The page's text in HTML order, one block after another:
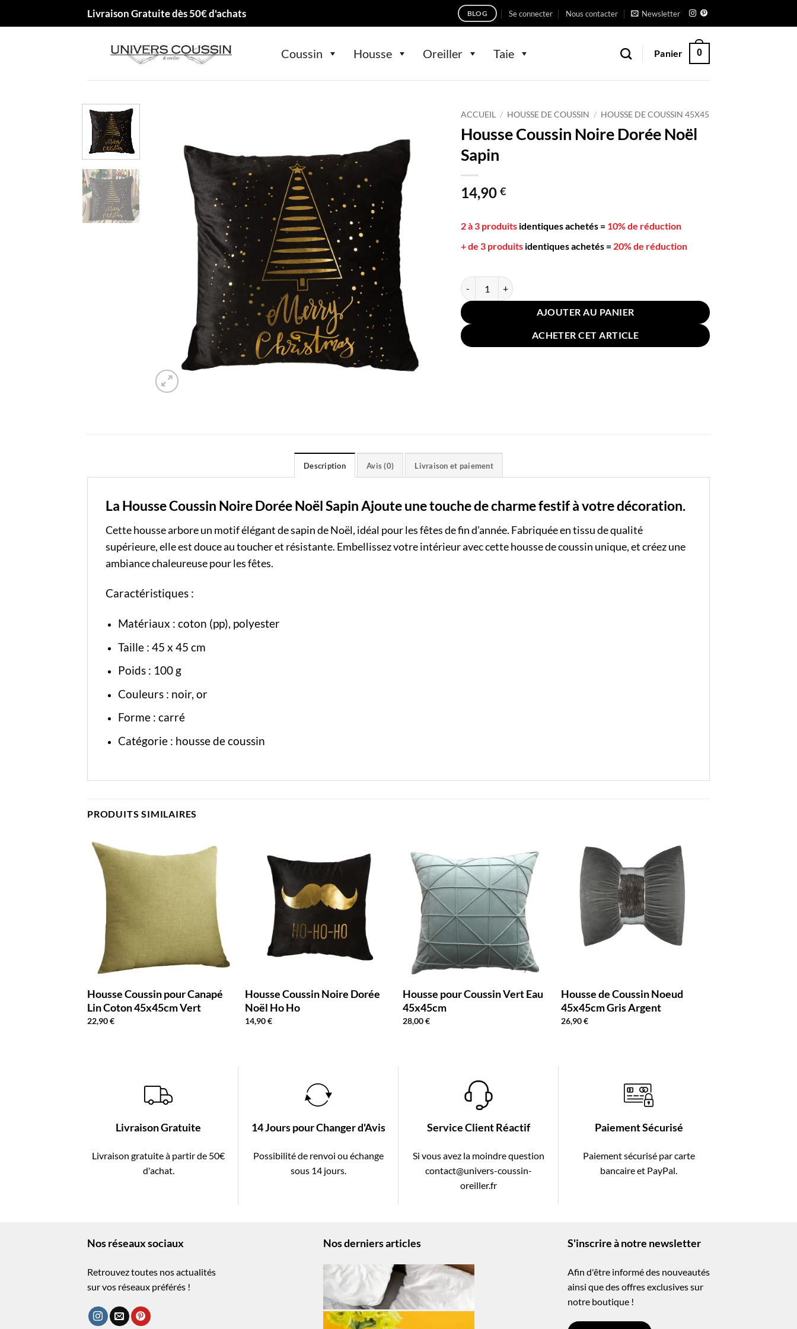
Livraison Gratuite dès 50€ d'achats BLOG Se connecter Nous contacter Newsletter
Coussin Housse Oreiller Taie Panier 0
ACCUEIL / HOUSSE DE COUSSIN / HOUSSE DE COUSSIN 45X45
Housse Coussin Noire Dorée Noël
Sapin
14,90 €
2 à 3 produits identiques achetés = 10% de réduction
+ de 3 produits identiques achetés = 20% de réduction
quantité de Housse Coussin Noire Dorée Noël Sapin
AJOUTER AU PANIER
ACHETER CET ARTICLE
Description Avis (0) Livraison et paiement
La Housse Coussin Noire Dorée Noël Sapin Ajoute une touche de charme festif à votre décoration.
Cette housse arbore un motif élégant de sapin de Noël, idéal pour les fêtes de fin d’année. Fabriquée en tissu de qualité
supérieure, elle est douce au toucher et résistante. Embellissez votre intérieur avec cette housse de coussin unique, et créez une
ambiance chaleureuse pour les fêtes.
Caractéristiques :
Matériaux : coton (pp), polyester
Taille : 45 x 45 cm
Poids : 100 g
Couleurs : noir, or
Forme : carré
Catégorie : housse de coussin
PRODUITS SIMILAIRES
Housse Coussin pour Canapé
Lin Coton 45x45cm Vert
22,90€
Housse Coussin Noire Dorée
Noël Ho Ho
14,90€
Housse pour Coussin Vert Eau
45x45cm
28,00€
Housse de Coussin Noeud
45x45cm Gris Argent
26,90€
Livraison Gratuite
Livraison gratuite à partir de 50€
d'achat.
14 Jours pour Changer d'Avis
Possibilité de renvoi ou échange
sous 14 jours.
Service Client Réactif
Si vous avez la moindre question
contact@univers-coussin-
oreiller.fr
Paiement Sécurisé
Paiement sécurisé par carte
bancaire et PayPal.
Nos réseaux sociaux
Retrouvez toutes nos actualités
sur vos réseaux préférés !
Nos derniers articles S'inscrire à notre newsletter
Afin d'être informé des nouveautés
ainsi que des offres exclusives sur
notre boutique !